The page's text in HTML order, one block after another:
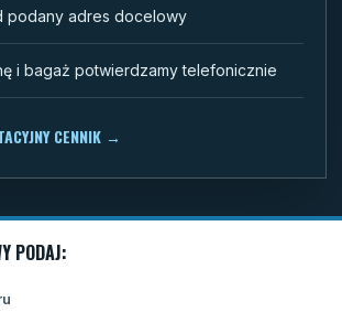
podany adres docelowy
i bagaż potwierdzamy telefonicznie
CENNIK →
PODAJ: